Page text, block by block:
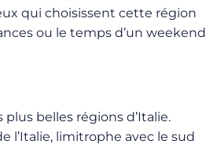
qui choisissent cette région
ou le temps d’un weekend
belles régions d’Italie.
l’Italie, limitrophe avec le sud